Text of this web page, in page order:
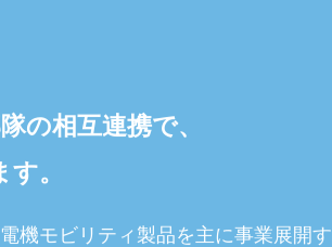
の相互連携で、
。
機モビリティ製品を主に事業展開す